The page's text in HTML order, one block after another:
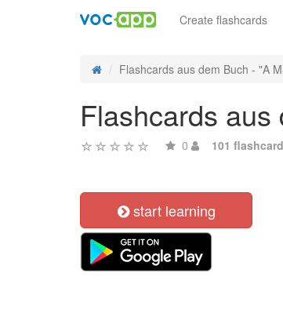
Create flashcards
Flashcards aus dem Buch - "A
Flashcards
0 101
start learning